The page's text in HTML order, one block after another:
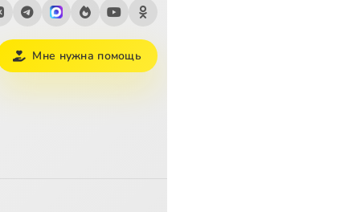
17:11
Мне нужна помощь